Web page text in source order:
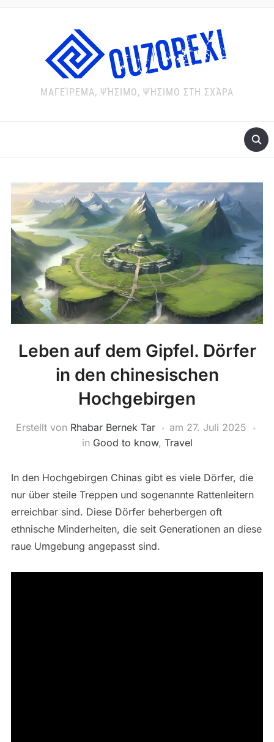
ΜΑΓΕΊΡΕΜΑ, ΨΉΣΙΜΟ, ΨΉΣΙΜΟ ΣΤΗ ΣΧΆΡΑ
Leben auf dem Gipfel. Dörfer
in den chinesischen
Hochgebirgen
Erstellt von Rhabar Bernek Tar am 27. Juli 2025
in Good to know, Travel
In den Hochgebirgen Chinas gibt es viele Dörfer, die
nur über steile Treppen und sogenannte Rattenleitern
erreichbar sind. Diese Dörfer beherbergen oft
ethnische Minderheiten, die seit Generationen an diese
raue Umgebung angepasst sind.